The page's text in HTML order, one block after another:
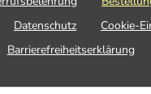
Datenschutz
Cookie-
Barrierefreiheitserklärung